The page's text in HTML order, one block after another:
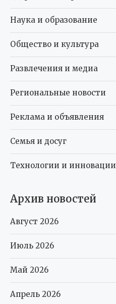
Наука и образование
Общество и культура
Развлечения и медиа
Региональные новости
Реклама и объявления
Семья и досуг
Технологии и инновации
Архив новостей
Август 2026
Июль 2026
Май 2026
Апрель 2026